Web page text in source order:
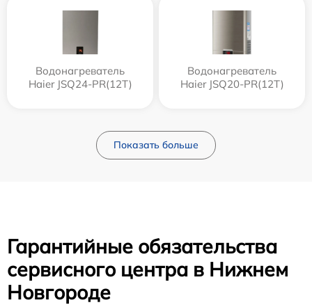
Водонагреватель
Haier JSQ24-PR(12T)
Водонагреватель
Haier JSQ20-PR(12T)
Показать больше
Гарантийные обязательства
сервисного центра в Нижнем
Новгороде